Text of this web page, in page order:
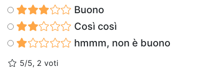
Buono
Così così
hmmm, non è buono
5/5, 2 voti